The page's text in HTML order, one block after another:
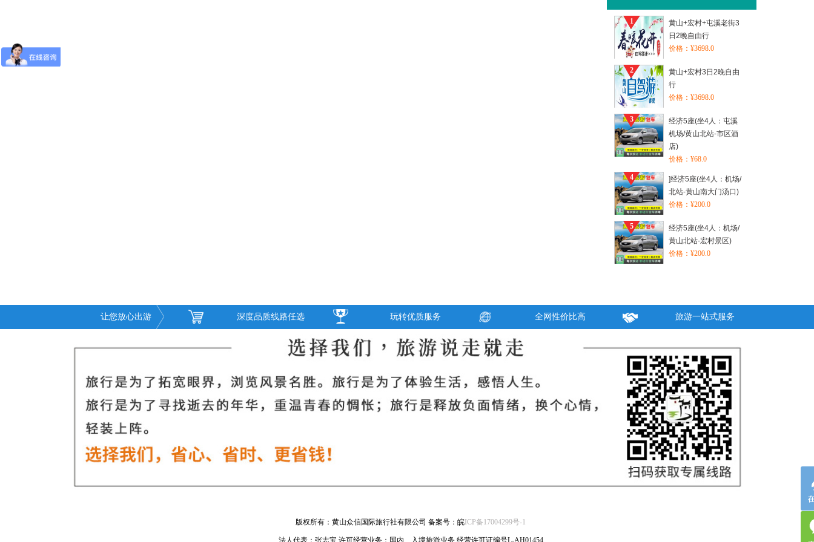
1
黄山+宏村+屯溪老街3
日2晚自由行
价格：¥3698.0
2
黄山+宏村3日2晚自由
行
价格：¥3698.0
3
经济5座(坐4人：屯溪
机场/黄山北站-市区酒
店)
价格：¥68.0
4
]经济5座(坐4人：机场/
北站-黄山南大门汤口)
价格：¥200.0
5
经济5座(坐4人：机场/
黄山北站-宏村景区)
价格：¥200.0
让您放心出游 深度品质线路任选 玩转优质服务 全网性价比高 旅游一站式服务
版权所有：黄山众信国际旅行社有限公司 备案号：皖 ICP备17004299号-1
法人代表：张志宝 许可经营业务：国内、入境旅游业务 经营许可证编号L-AH01454